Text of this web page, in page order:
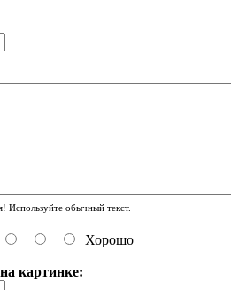
Используйте обычный текст.
Хорошо
картинке: